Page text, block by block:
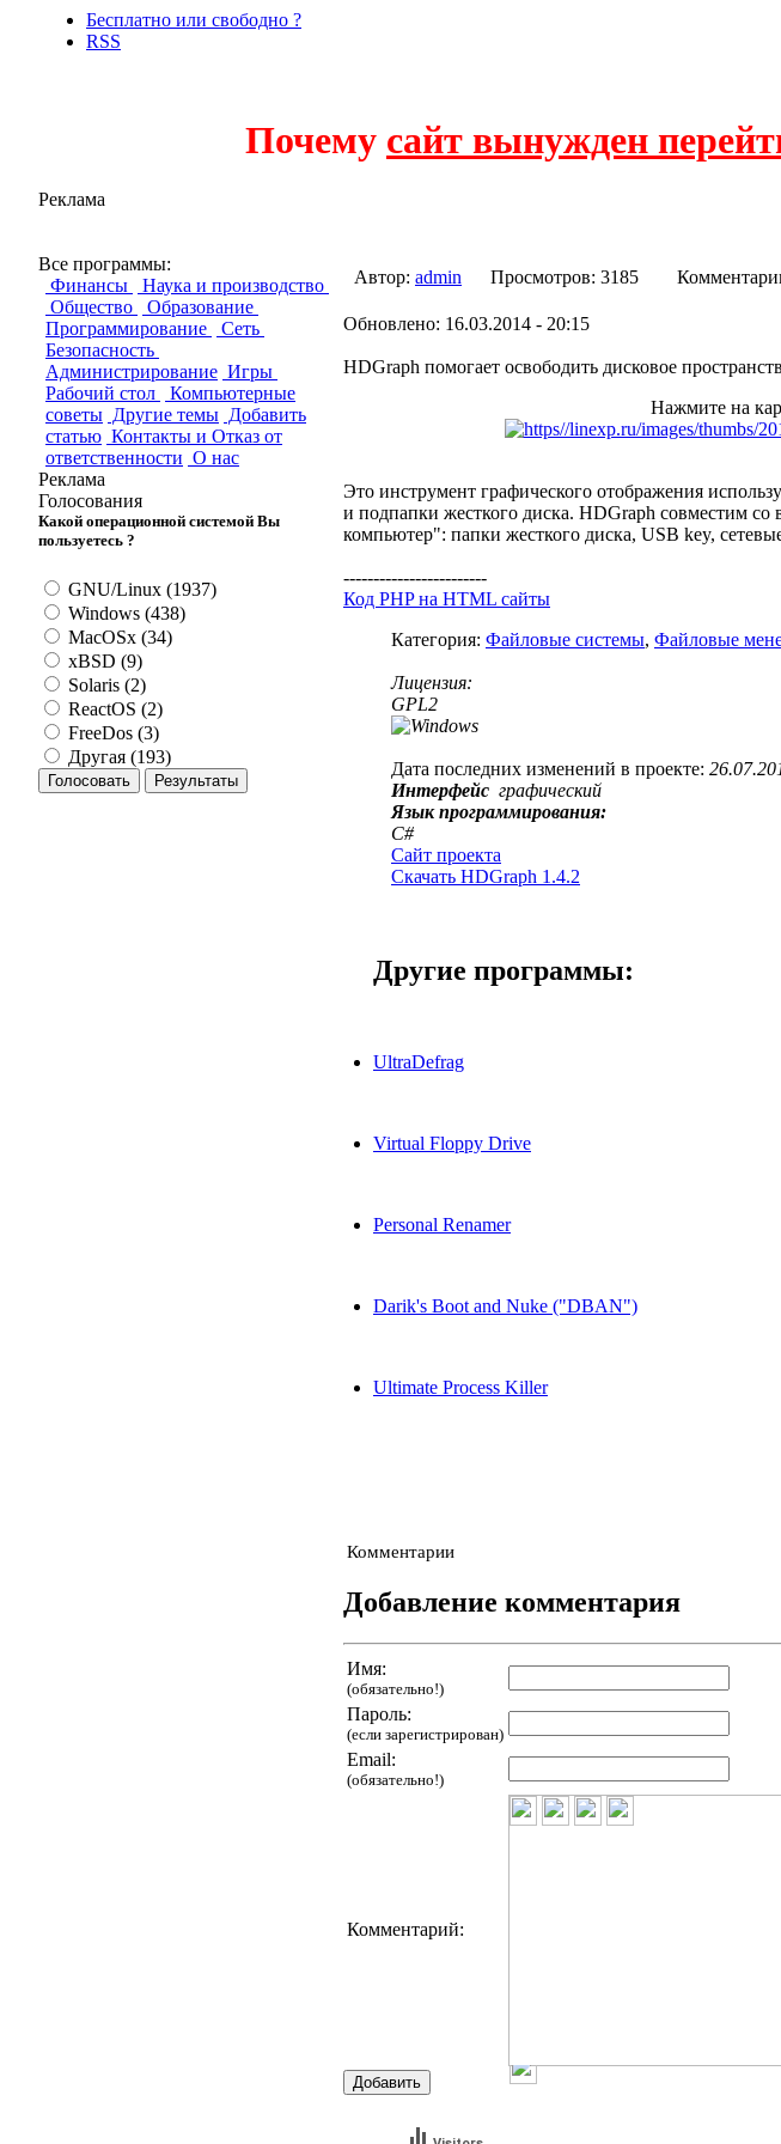
Бесплатно или свободно ?
RSS
Почему сайт вынужден
Реклама
Все программы:
Финансы
Наука и производство
Общество
Образование
Программирование
Сеть
Безопасность
Администрирование Игры
Рабочий стол
Компьютерные
советы Другие темы Добавить
статью Контакты и Отказ от
ответственности О нас
Реклама
Голосования
Какой операционной системой Вы
пользуетесь ?
GNU/Linux (1937)
Windows (438)
MacOSx (34)
xBSD (9)
Solaris (2)
ReactOS (2)
FreeDos (3)
Другая (193)
Автор: admin Просмотров: 3185
Обновлено: 16.03.2014 - 20:15
HDGraph помогает освободить дисковое
Нажмите на
Это инструмент графического отображения
и подпапки жесткого диска. HDGraph совместим
компьютер": папки жесткого диска, USB key,
------------------------
Код PHP на HTML сайты
Категория: Файловые системы, Файловые
Лицензия:
GPL2
Дата последних изменений в проекте:
Интерфейс графический
Язык программирования:
C#
Сайт проекта
Скачать HDGraph 1.4.2
Другие программы:
UltraDefrag
Virtual Floppy Drive
Personal Renamer
Darik's Boot and Nuke ("DBAN")
Ultimate Process Killer
Комментарии
Добавление комментария
Имя:
(обязательно!)
Пароль:
(если зарегистрирован)
Email:
(обязательно!)
Комментарий: